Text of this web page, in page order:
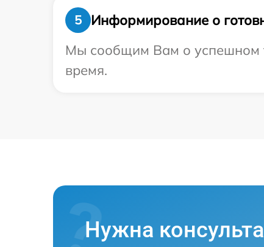
5
Информирование о
Мы сообщим Вам о успешном
время.
Нужна